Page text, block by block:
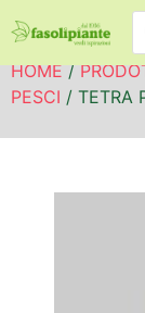
HOME/
PESCI / TETRA